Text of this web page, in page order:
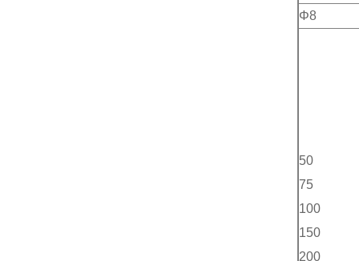
Φ8
50
75
100
150
200